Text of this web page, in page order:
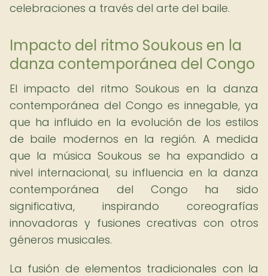
celebraciones a través del arte del baile.
Impacto del ritmo Soukous en la
danza contemporánea del Congo
El impacto del ritmo Soukous en la danza
contemporánea del Congo es innegable, ya
que ha influido en la evolución de los estilos
de baile modernos en la región. A medida
que la música Soukous se ha expandido a
nivel internacional, su influencia en la danza
contemporánea del Congo ha sido
significativa, inspirando coreografías
innovadoras y fusiones creativas con otros
géneros musicales.
La fusión de elementos tradicionales con la